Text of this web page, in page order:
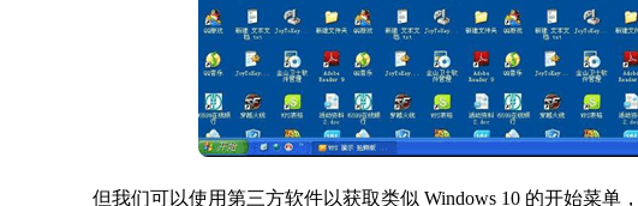
但我们可以使用第三方软件以获取类似 Windows 10 的开始菜单，